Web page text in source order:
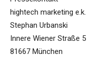
hightech marketing e.k.
Stephan Urbanski
Innere Wiener Straße 5
81667 München